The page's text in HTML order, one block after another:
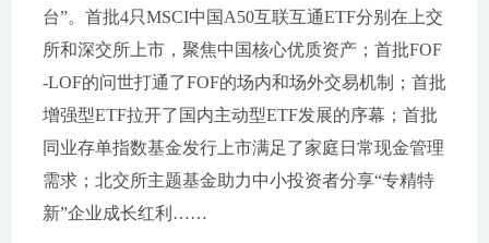
台”。首批4只MSCI中国A50互联互通ETF分别在上交
所和深交所上市，聚焦中国核心优质资产；首批FOF
-LOF的问世打通了FOF的场内和场外交易机制；首批
增强型ETF拉开了国内主动型ETF发展的序幕；首批
同业存单指数基金发行上市满足了家庭日常现金管理
需求；北交所主题基金助力中小投资者分享“专精特
新”企业成长红利……